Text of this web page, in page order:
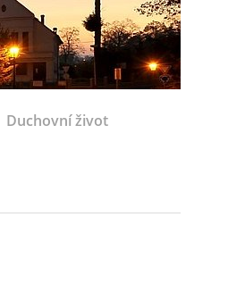
Duchovní život